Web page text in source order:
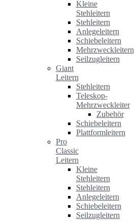
Kleine
Stehleitern
Stehleitern
Anlegeleitern
Schiebeleitern
Mehrzweckleitern
Seilzugleitern
Giant
Leitern
Stehleitern
Teleskop-
Mehrzweckleiter
Zubehör
Schiebeleitern
Plattformleitern
Pro
Classic
Leitern
Kleine
Stehleitern
Stehleitern
Anlegeleitern
Schiebeleitern
Seilzugleitern